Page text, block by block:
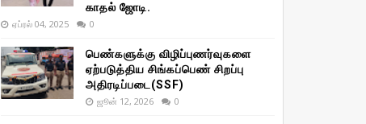
காதல் ஜோடி.
ஏப்ரல் 04, 2025 0
பெண்களுக்கு விழிப்புணர்வுகளை
ஏற்படுத்திய சிங்கப்பெண் சிறப்பு
அதிரடிப்படை(SSF)
ஜூன் 12, 2026 0